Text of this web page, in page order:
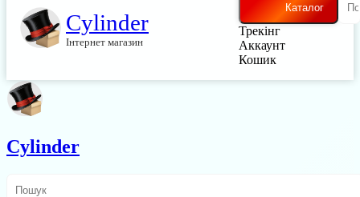
Cylinder
Інтернет магазин
Каталог
Трекінг
Аккаунт
Кошик
Cylinder